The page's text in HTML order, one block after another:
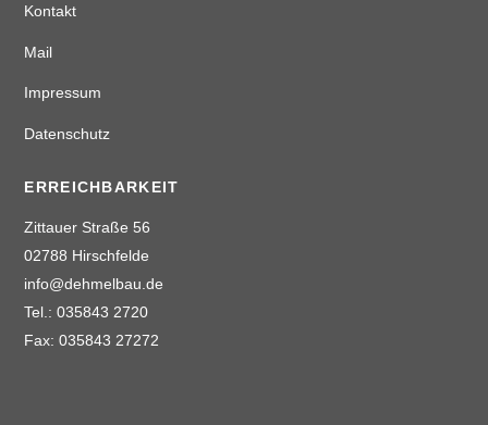
Kontakt
Mail
Impressum
Datenschutz
ERREICHBARKEIT
Zittauer Straße 56
02788 Hirschfelde
info@dehmelbau.de
Tel.: 035843 2720
Fax: 035843 27272